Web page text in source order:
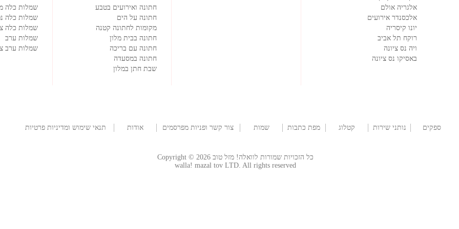
אלגריה אולם
אלכסנדר אירועים
יונו קיסריה
רוקח תל אביב
ויה נס ציונה
באסיקו נס ציונה
חתונה ואירועים בטבע
חתונה על הים
מקומות לחתונה קטנה
חתונה בבית מלון
חתונה עם בריכה
חתונה במסעדה
שבת חתן במלון
שמלות כלה
שמלות כלה
שמלות כלה
שמלות ערב
שמלות ערב
ספקים
נותני שירות
קטלוג
מפת כתבות
שמות
צור קשר ופניות מפרסמים
אודות
תנאי שימוש ומדיניות פרטיות
כל הזכויות שמורות לוואלה! מזל טוב Copyright © 2026
walla! mazal tov LTD. All rights reserved